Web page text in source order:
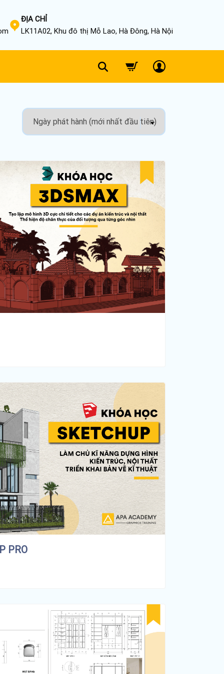
ĐỊA CHỈ
LK11A02, Khu đô thị Mỗ Lao, Hà Đông, Hà Nội
PRO